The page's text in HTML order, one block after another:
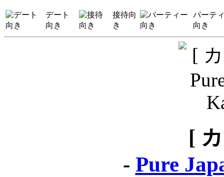
デート
向き
接待向
き
パーテ
向き
[
- Pure